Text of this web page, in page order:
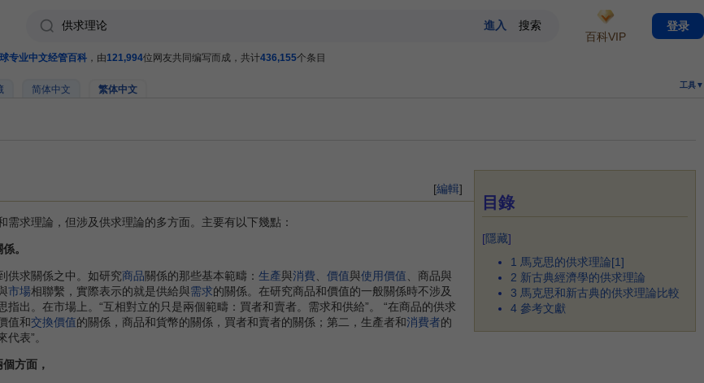
专业中文经管百科 ，由121,994位网友共同编写而成，共计436,155个条目
简体中文 繁体中文 工具▼
目錄
[隱藏]
1 馬克思的供求理論[1]
2 新古典經濟學的供求理論
3 馬克思和新古典的供求理論比較
4 參考文獻
[編輯]
需求理論，但涉及供求理論的多方面。主要有以下幾點：
。
供求關係之中。如研究商品關係的那些基本範疇： 生產與消費 價值與使用價值 、商品與
市場相聯繫，實際表示的就是供給與需求的關係。在研究商品和價值的一般關係時不涉及
出。在市場上。“互相對立的只是兩個範疇：買者和賣者。需求和供給”。 “在商品的供求
值和交換價值的關係，商品和貨幣的關係，買者和賣者的關係；第二，生產者和消費者的
代表”。
方面，
百科VIP
登录